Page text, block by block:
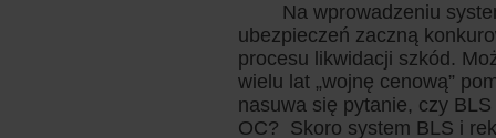
Na wprowadzeniu
ubezpieczeń zaczną
procesu likwidacji szkód.
wielu lat „wojnę cenową”
nasuwa się pytanie, czy
OC? Skoro system BLS i